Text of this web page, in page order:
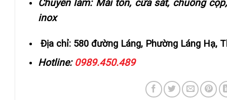
Chuyên làm: Mái tôn, cửa sắt, chuồng
inox
Địa chỉ: 580 đường Láng, Phường Láng Hạ,
Hotline: 0989.450.489